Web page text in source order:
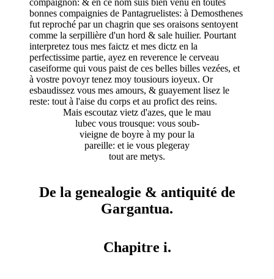
compaignon: & en ce nom suis bien venu en toutes
bonnes compaignies de Pantagruelistes: à Demosthenes
fut reproché par un chagrin que ses oraisons sentoyent
comme la serpillière d'un hord & sale huilier. Pourtant
interpretez tous mes faictz et mes dictz en la
perfectissime partie, ayez en reverence le cerveau
caseiforme qui vous paist de ces belles billes vezées, et
à vostre povoyr tenez moy tousiours ioyeux. Or
esbaudissez vous mes amours, & guayement lisez le
reste: tout à l'aise du corps et au profict des reins.
Mais escoutaz vietz d'azes, que le mau
lubec vous trousque: vous soub-
vieigne de boyre à my pour la
pareille: et ie vous plegeray
tout are metys.
De la genealogie & antiquité de
Gargantua.
Chapitre i.